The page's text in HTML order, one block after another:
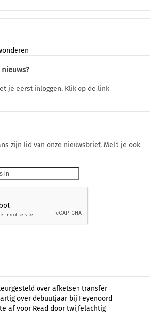
je eerst inloggen. Klik op de link
zijn lid van onze nieuwsbrief. Meld je ook
over afketsen transfer
over debuutjaar bij Feyenoord
af voor Read door twijfelachtig